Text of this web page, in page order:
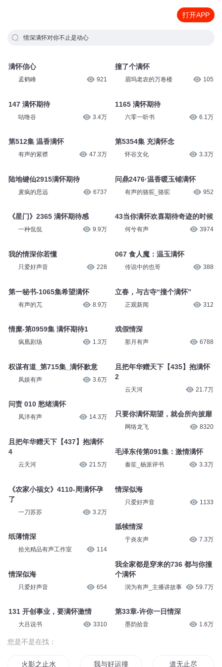
打开APP
情深满怀对你不止是动心
满怀信心
孟鹤峰 921
147 满怀期待
咕噜谷 3.4万
第512集 温香满怀
有声的紫襟 47.3万
陆地键仙2915满怀期待
麦疯的思远 6737
《星门》2365 满怀期待感
一种侃侃 9.9万
我的情深你若懂
只爱好声音 228
第一秘书-1065集希望满怀
有声的兀 8.9万
情糜-第0959集 满怀期待1
疯凰剧场 1.3万
权谋有道_第715集_满怀歉意
凤娱有声 3.6万
问责 010 愁绪满怀
凤洋有声 14.3万
且把年华赠天下【437】抱满怀
4
云天河 21.5万
《农家小福女》4110-周满怀孕
了
一刀苏苏 3.2万
纸薄情深
拾光精品有声工作室 114
情深似海
只爱好声音 654
131 开创事业，要满怀激情
大吕说书 3310
撞了个满怀
眉坞老农的万卷楼 105
1165 满怀期待
六零一听书 6.1万
第5354集 充满怀念
怀谷文化 3.3万
问鼎2476·温香暖玉铺满怀
有声的骆驼_骆驼 952
43当你满怀欢喜期待奇迹的时候
何兮有声 3974
067 食人魔：温玉满怀
传说中的也哥 388
立春，与古寺“撞个满怀”
正观新闻 312
戏假情深
那月有声 6788
且把年华赠天下【435】抱满怀
2
云天河 21.7万
只要你满怀期望，就会所向披靡
网络龙飞 8320
毛泽东传第091集：激情满怀
秦笙_杨派评书 3.3万
情深似海
只爱好声音 1133
舐犊情深
于炎友声 7.3万
我全家都是穿来的736 都与你撞
个满怀
润为有声_主播讲故事 59.7万
第33章-许你一日情深
墨韵拾音 1.6万
您是不是在找：
火影之止水传说 我与好运撞个满怀 道无止尽